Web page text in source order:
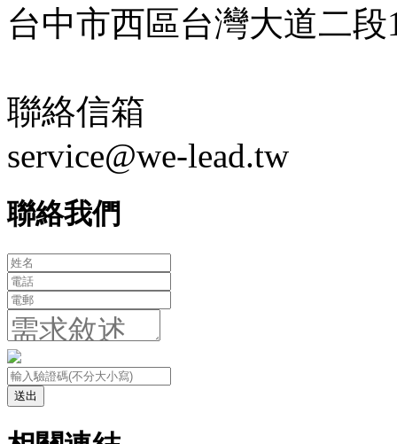
台中市西區台灣大道二段
聯絡信箱
service@we-lead.tw
聯絡我們
送出